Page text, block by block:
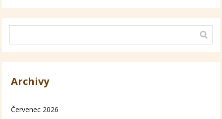
Archivy
Červenec 2026